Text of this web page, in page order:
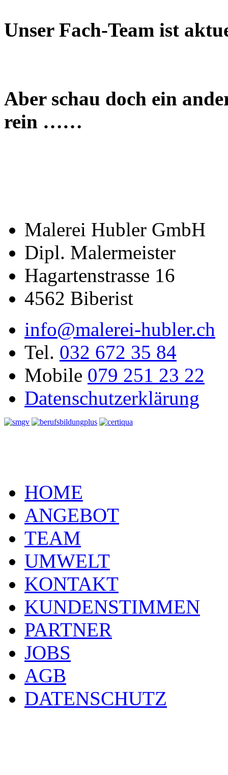
Unser Fach-Team ist
Aber schau doch ein
rein ……
Malerei Hubler GmbH
Dipl. Malermeister
Hagartenstrasse 16
4562 Biberist
info@malerei-hubler.ch
Tel. 032 672 35 84
Mobile 079 251 23 22
Datenschutzerklärung
HOME
ANGEBOT
TEAM
UMWELT
KONTAKT
KUNDENSTIMMEN
PARTNER
JOBS
AGB
DATENSCHUTZ